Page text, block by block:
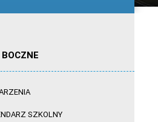
SZKOLNY